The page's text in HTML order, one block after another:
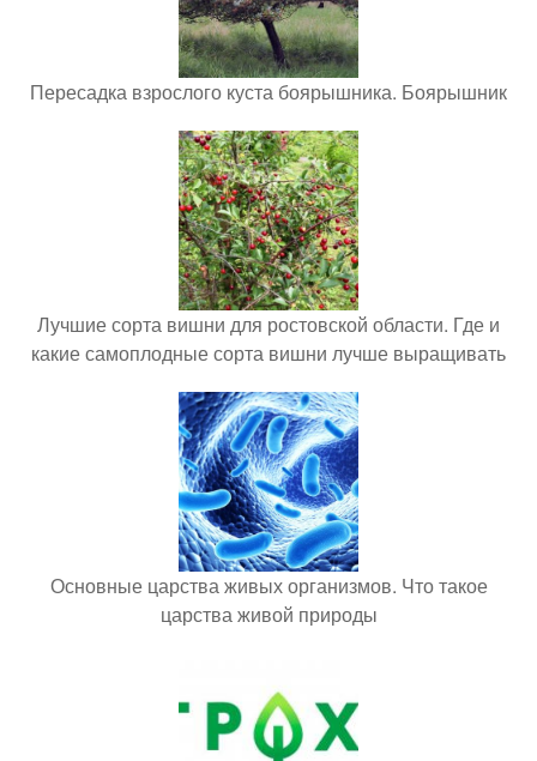
Пересадка взрослого куста боярышника. Боярышник
Лучшие сорта вишни для ростовской области. Где и
какие самоплодные сорта вишни лучше выращивать
Основные царства живых организмов. Что такое
царства живой природы